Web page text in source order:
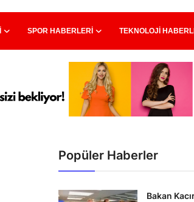
SPOR HABERLERI TEKNOLOJI
Popüler Haberler
Bakan